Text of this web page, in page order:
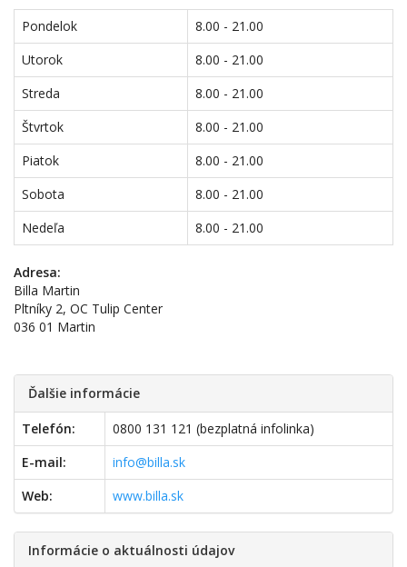
Pondelok
8.00 - 21.00
Utorok
8.00 - 21.00
Streda
8.00 - 21.00
Štvrtok
8.00 - 21.00
Piatok
8.00 - 21.00
Sobota
8.00 - 21.00
Nedeľa
8.00 - 21.00
Adresa:
Billa Martin
Pltníky 2, OC Tulip Center
036 01 Martin
Ďalšie informácie
Telefón:
0800 131 121 (bezplatná infolinka)
E-mail:
info@billa.sk
Web:
www.billa.sk
Informácie o aktuálnosti údajov